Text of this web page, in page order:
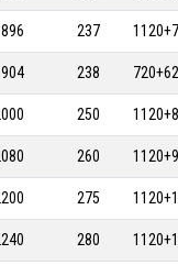
237
238
250
260
275
280